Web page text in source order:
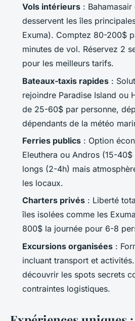
Vols intérieurs :
desservent les îles
Exuma). Comptez 80-200$
minutes de vol. Réservez 2
pour les meilleurs tarifs.
Bateaux-taxis rapides :
rejoindre Paradise Island ou
de 25-60$ par personne,
dépendants de la météo
Ferries publics : Option
Eleuthera ou Andros (15-
longs (2-4h) mais
les locaux.
Charters privés : Liberté
îles isolées comme les
800$ la journée pour 6-8
Excursions organisées :
incluant transport et
découvrir les spots secrets
contraintes logistiques.